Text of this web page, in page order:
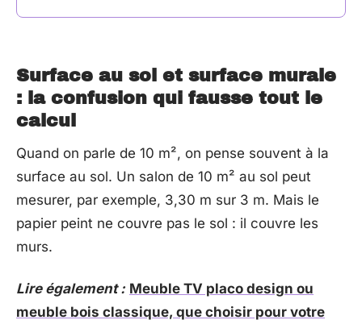
Surface au sol et surface murale
: la confusion qui fausse tout le
calcul
Quand on parle de 10 m², on pense souvent à la
surface au sol. Un salon de 10 m² au sol peut
mesurer, par exemple, 3,30 m sur 3 m. Mais le
papier peint ne couvre pas le sol : il couvre les
murs.
Lire également : Meuble TV placo design ou
meuble bois classique, que choisir pour votre